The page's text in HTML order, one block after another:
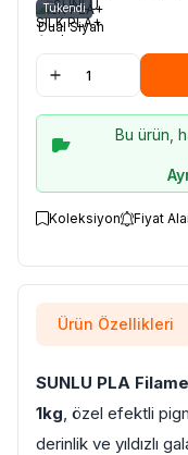
Tükendi
SILK PLA+
Dual Siyah
1kg
Bu ürün,
Koleksiyon Fiyat
Ürün Özellikleri
SUNLU PLA
1kg, özel efektli
derinlik ve yıldızlı